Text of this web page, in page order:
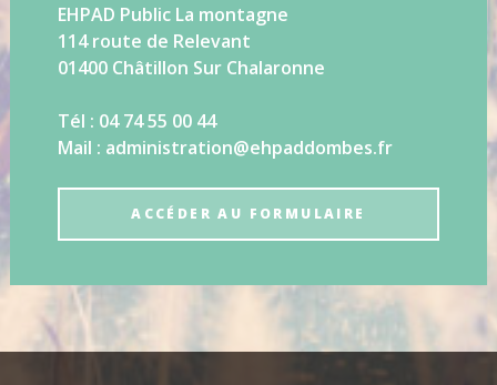
EHPAD Public La montagne
114 route de Relevant
01400 Châtillon Sur Chalaronne
Tél : 04 74 55 00 44
Mail : administration@ehpaddombes.fr
ACCÉDER AU FORMULAIRE